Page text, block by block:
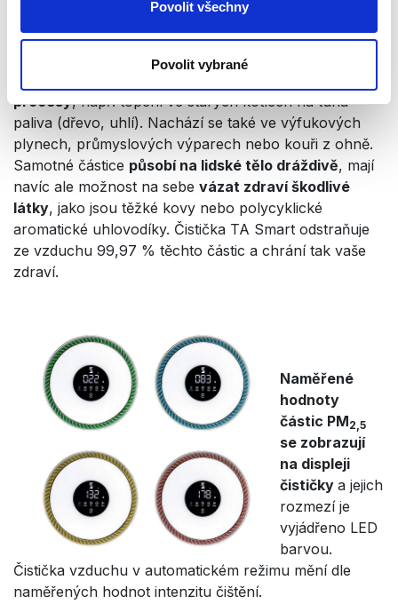
Povolit všechny
Povolit vybrané
indikátor kvality ovzduší. Nejvyšší množství je
každoročně naměřeno v průběhu chladných měsíců.
procesy, např. topení ve starých kotlech na tuhá
paliva (dřevo, uhlí). Nachází se také ve výfukových
plynech, průmyslových výparech nebo kouři z ohně.
Samotné částice působí na lidské tělo dráždivě, mají
navíc ale možnost na sebe vázat zdraví škodlivé
látky, jako jsou těžké kovy nebo polycyklické
aromatické uhlovodíky. Čistička TA Smart odstraňuje
ze vzduchu 99,97 % těchto částic a chrání tak vaše
zdraví.
Naměřené
hodnoty
částic PM2,5
se zobrazují
na displeji
čističky a jejich
rozmezí je
vyjádřeno LED
barvou.
Čistička vzduchu v automatickém režimu mění dle
naměřených hodnot intenzitu čištění.